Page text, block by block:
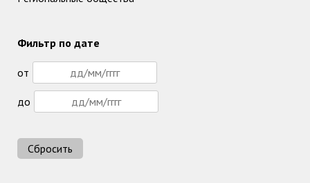
Фильтр по дате
от
до
Сбросить